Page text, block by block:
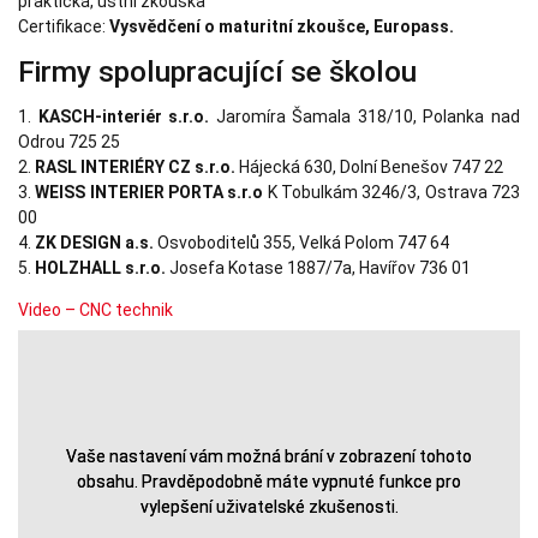
Certifikace: Vysvědčení o maturitní zkoušce, Europass.
Firmy spolupracující se školou
1. KASCH-interiér s.r.o. Jaromíra Šamala 318/10, Polanka nad
Odrou 725 25
2.
RASL INTERIÉRY CZ s.r.o. Hájecká 630, Dolní Benešov 747 22
3.WEISS INTERIER PORTA s.r.o K Tobulkám 3246/3, Ostrava 723
00
4. ZK DESIGN a.s. Osvoboditelů 355, Velká Polom 747 64
5.
HOLZHALL s.r.o. Josefa Kotase 1887/7a, Havířov 736 01
Video – CNC technik
Vaše nastavení vám možná brání v zobrazení tohoto
obsahu. Pravděpodobně máte vypnuté funkce pro
vylepšení uživatelské zkušenosti.
Vaše nastavení vám možná brání v zobrazení tohoto
obsahu. Pravděpodobně máte vypnuté funkce pro
vylepšení uživatelské zkušenosti.